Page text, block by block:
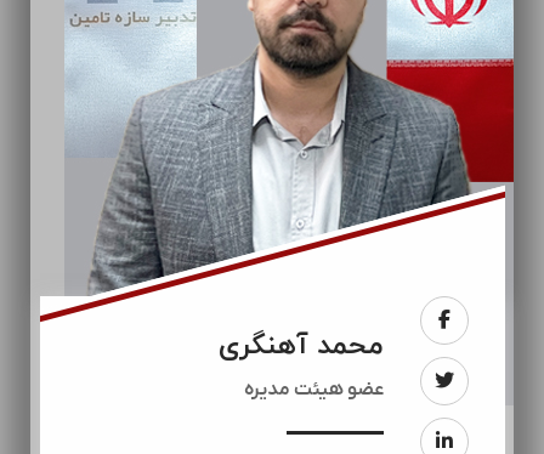
محمد آهنگری
عضو هیئت مدیره